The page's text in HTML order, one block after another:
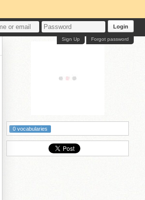
Login
Forgot password
Sign Up
0 vocabularies